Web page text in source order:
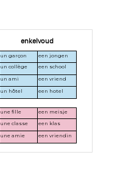
enkelvoud
un garçon
een jongen
un collège
een school
un ami
een vriend
un hôtel
een hotel
une fille
een meisje
une classe
een klas
une amie
een vriendin